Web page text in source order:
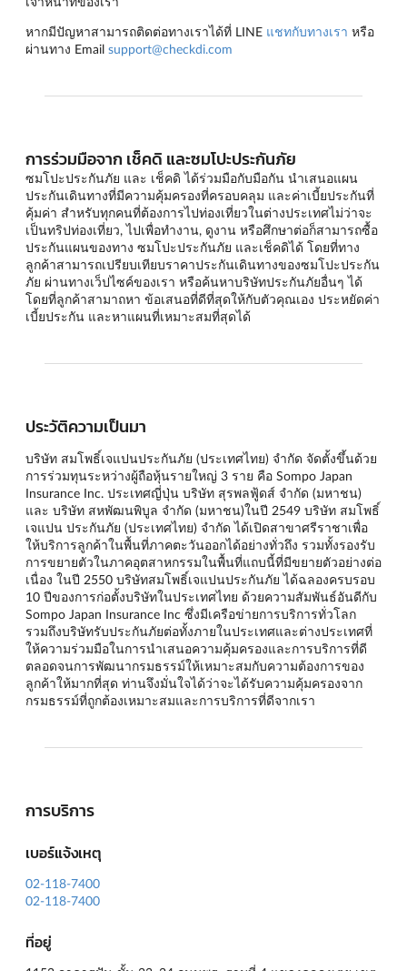
หากมีปัญหาสามารถติดต่อทางเราได้ที่ LINE แชทกับทางเรา หรือ
ผ่านทาง Email support@checkdi.com
การร่วมมือจาก เช็คดิ และซมโปะประกันภัย
ซมโปะประกันภัย และ เช็คดิ ได้ร่วมมือกับมือกัน นำเสนอแผน
ประกันเดินทางที่มีความคุ้มครองที่ครอบคลุม และค่าเบี้ยประกันที่
คุ้มค่า สำหรับทุกคนที่ต้องการไปท่องเที่ยวในต่างประเทศไม่ว่าจะ
เป็นทริปท่องเที่ยว, ไปเพื่อทำงาน, ดูงาน หรือศึกษาต่อก็สามารถซื้อ
ประกันแผนของทาง ซมโปะประกันภัย และเช็คดิได้ โดยที่ทาง
ลูกค้าสามารถเปรียบเทียบราคาประกันเดินทางของซมโปะประกัน
ภัย ผ่านทางเว็ปไซค์ของเรา หรือค้นหาบริษัทประกันภัยอื่นๆ ได้
โดยที่ลูกค้าสามาถหา ข้อเสนอที่ดีที่สุดให้กับตัวคุณเอง ประหยัดค่า
เบี้ยประกัน และหาแผนที่เหมาะสมที่สุดได้
ประวัติความเป็นมา
บริษัท สมโพธิ์เจแปนประกันภัย (ประเทศไทย) จำกัด จัดตั้งขึ้นด้วย
การร่วมทุนระหว่างผู้ถือหุ้นรายใหญ่ 3 ราย คือ Sompo Japan
Insurance Inc. ประเทศญี่ปุ่น บริษัท สุรพลฟู้ดส์ จำกัด (มหาชน)
และ บริษัท สหพัฒนพิบูล จำกัด (มหาชน)ในปี 2549 บริษัท สมโพธิ์
เจแปน ประกันภัย (ประเทศไทย) จำกัด ได้เปิดสาขาศรีราชาเพื่อ
ให้บริการลูกค้าในพื้นที่ภาคตะวันออกได้อย่างทั่วถึง รวมทั้งรองรับ
การขยายตัวในภาคอุตสาหกรรมในพื้นที่แถบนี้ที่มีขยายตัวอย่างต่อ
เนื่อง ในปี 2550 บริษัทสมโพธิ์เจแปนประกันภัย ได้ฉลองครบรอบ
10 ปีของการก่อตั้งบริษัทในประเทศไทย ด้วยความสัมพันธ์อันดีกับ
Sompo Japan Insurance Inc ซึ่งมีเครือข่ายการบริการทั่วโลก
รวมถึงบริษัทรับประกันภัยต่อทั้งภายในประเทศและต่างประเทศที่
ให้ความร่วมมือในการนำเสนอความคุ้มครองและการบริการที่ดี
ตลอดจนการพัฒนากรมธรรม์ให้เหมาะสมกับความต้องการของ
ลูกค้าให้มากที่สุด ท่านจึงมั่นใจได้ว่าจะได้รับความคุ้มครองจาก
กรมธรรม์ที่ถูกต้องเหมาะสมและการบริการที่ดีจากเรา
การบริการ
เบอร์แจ้งเหตุ
02-118-7400
02-118-7400
ที่อยู่